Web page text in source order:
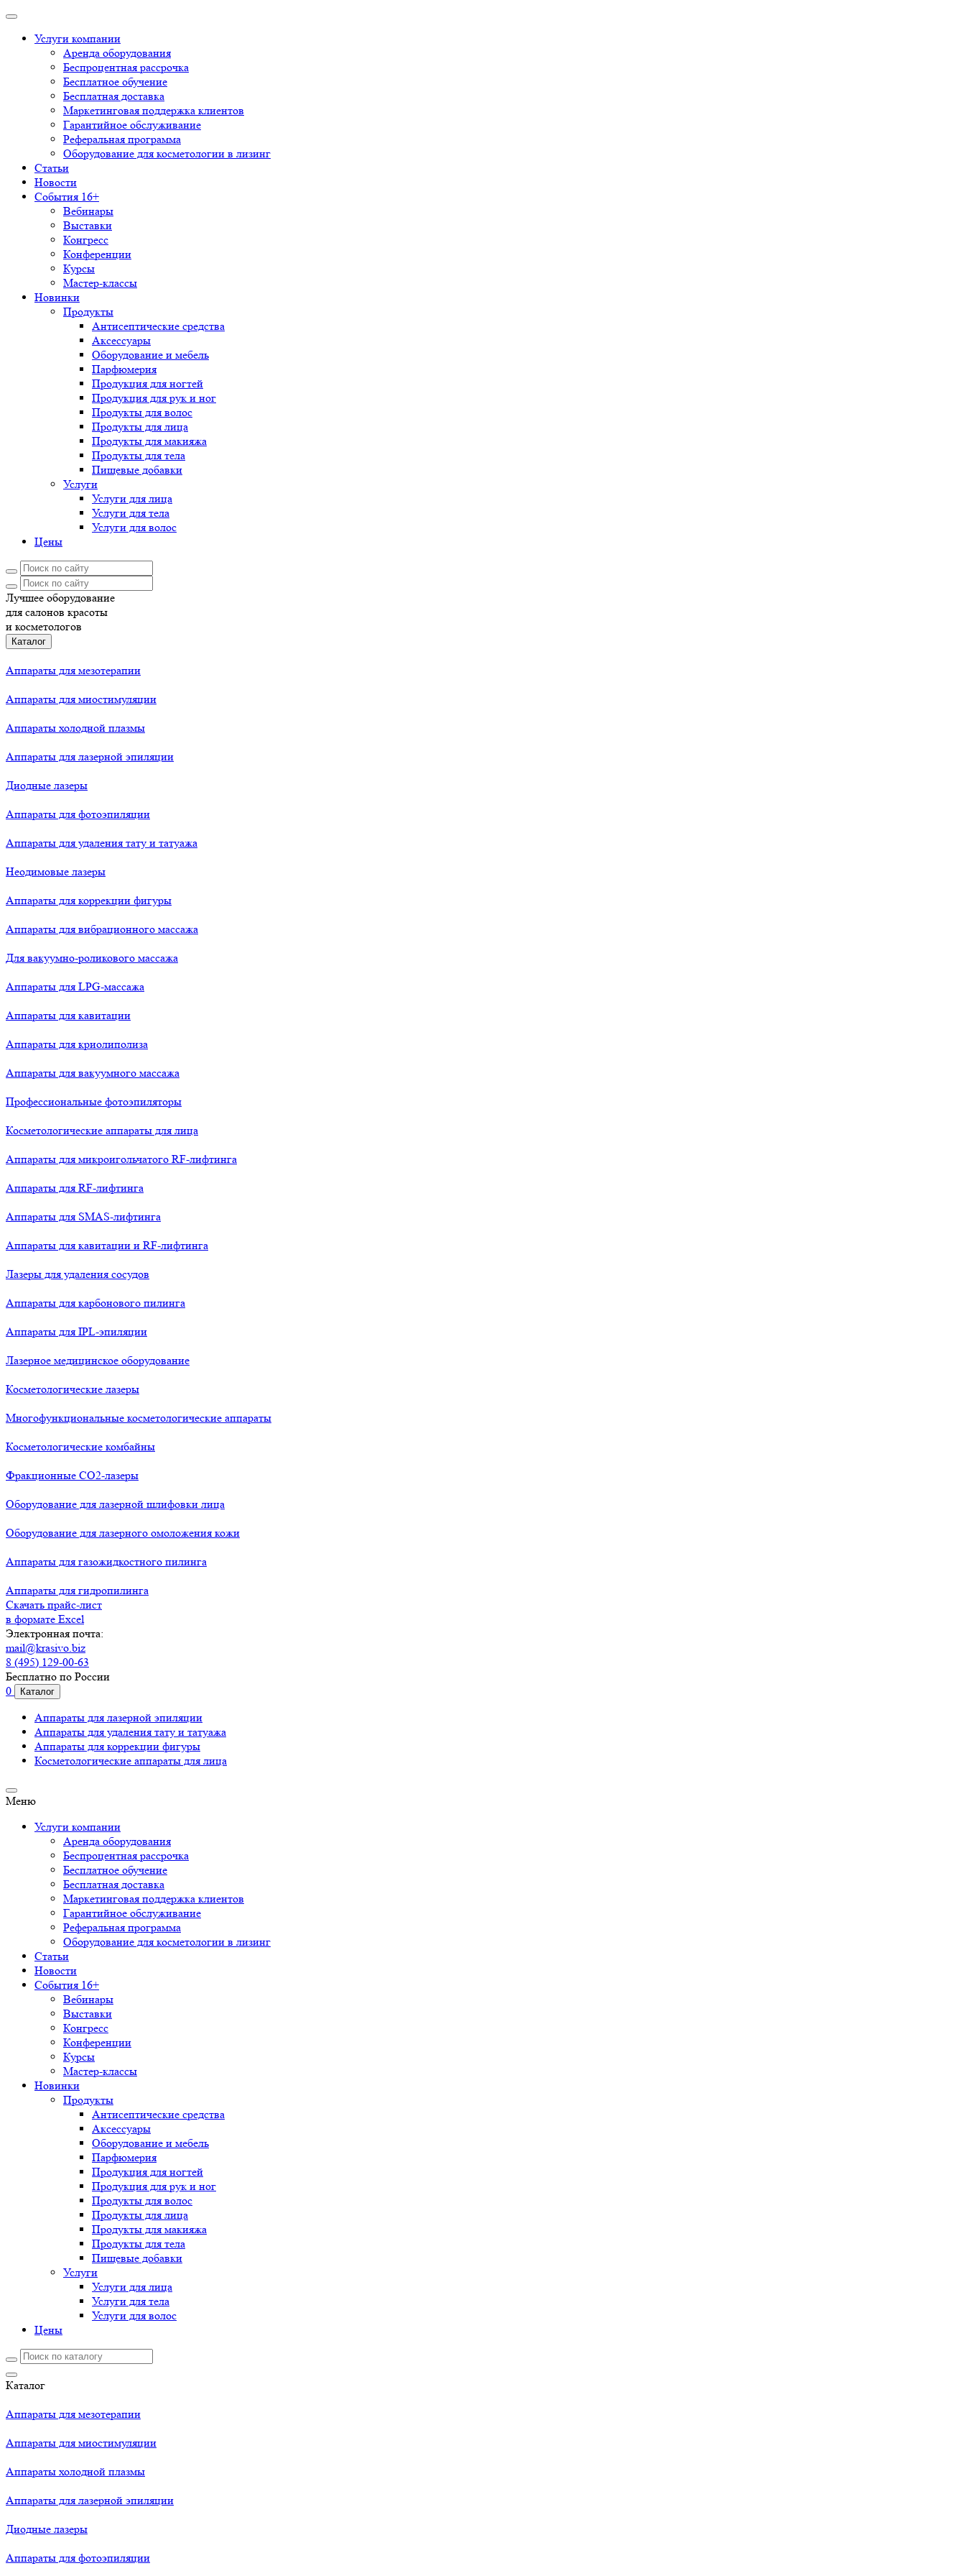
Услуги компании
Аренда оборудования
Беспроцентная рассрочка
Бесплатное обучение
Бесплатная доставка
Маркетинговая поддержка клиентов
Гарантийное обслуживание
Реферальная программа
Оборудование для косметологии в лизинг
Статьи
Новости
События 16+
Вебинары
Выставки
Конгресс
Конференции
Курсы
Мастер-классы
Новинки
Продукты
Антисептические средства
Аксессуары
Оборудование и мебель
Парфюмерия
Продукция для ногтей
Продукция для рук и ног
Продукты для волос
Продукты для лица
Продукты для макияжа
Продукты для тела
Пищевые добавки
Услуги
Услуги для лица
Услуги для тела
Услуги для волос
Цены
Лучшее оборудование
для салонов красоты
и косметологов
Каталог
Аппараты для мезотерапии
Аппараты для миостимуляции
Аппараты холодной плазмы
Аппараты для лазерной эпиляции
Диодные лазеры
Аппараты для фотоэпиляции
Аппараты для удаления тату и татуажа
Неодимовые лазеры
Аппараты для коррекции фигуры
Аппараты для вибрационного массажа
Для вакуумно-роликового массажа
Аппараты для LPG-массажа
Аппараты для кавитации
Аппараты для криолиполиза
Аппараты для вакуумного массажа
Профессиональные фотоэпиляторы
Косметологические аппараты для лица
Аппараты для микроигольчатого RF-лифтинга
Аппараты для RF-лифтинга
Аппараты для SMAS-лифтинга
Аппараты для кавитации и RF-лифтинга
Лазеры для удаления сосудов
Аппараты для карбонового пилинга
Аппараты для IPL-эпиляции
Лазерное медицинское оборудование
Косметологические лазеры
Многофункциональные косметологические аппараты
Косметологические комбайны
Фракционные СО2-лазеры
Оборудование для лазерной шлифовки лица
Оборудование для лазерного омоложения кожи
Аппараты для газожидкостного пилинга
Аппараты для гидропилинга
Скачать прайс-лист
в формате Excel
Электронная почта:
mail@krasivo.biz
8 (495) 129-00-63
Бесплатно по России
0
Каталог
Аппараты для лазерной эпиляции
Аппараты для удаления тату и татуажа
Аппараты для коррекции фигуры
Косметологические аппараты для лица
Меню
Услуги компании
Аренда оборудования
Беспроцентная рассрочка
Бесплатное обучение
Бесплатная доставка
Маркетинговая поддержка клиентов
Гарантийное обслуживание
Реферальная программа
Оборудование для косметологии в лизинг
Статьи
Новости
События 16+
Вебинары
Выставки
Конгресс
Конференции
Курсы
Мастер-классы
Новинки
Продукты
Антисептические средства
Аксессуары
Оборудование и мебель
Парфюмерия
Продукция для ногтей
Продукция для рук и ног
Продукты для волос
Продукты для лица
Продукты для макияжа
Продукты для тела
Пищевые добавки
Услуги
Услуги для лица
Услуги для тела
Услуги для волос
Цены
Каталог
Аппараты для мезотерапии
Аппараты для миостимуляции
Аппараты холодной плазмы
Аппараты для лазерной эпиляции
Диодные лазеры
Аппараты для фотоэпиляции